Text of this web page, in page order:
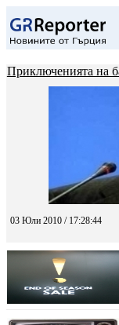
Приключенията на
03 Юли 2010 / 17:28:44